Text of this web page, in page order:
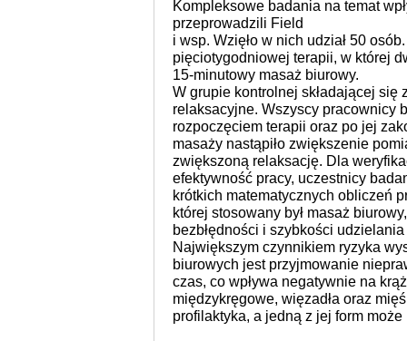
Kompleksowe badania na temat
przeprowadzili Field
i wsp. Wzięło w nich udział 50
pięciotygodniowej terapii, w której
15-minutowy masaż biurowy.
W grupie kontrolnej składającej się
relaksacyjne. Wszyscy pracownicy
rozpoczęciem terapii oraz po jej
masaży nastąpiło zwiększenie
zwiększoną relaksację. Dla
efektywność pracy, uczestnicy
krótkich matematycznych obliczeń
której stosowany był masaż
bezbłędności i szybkości
Największym czynnikiem ryzyka
biurowych jest przyjmowanie
czas, co wpływa negatywnie na
międzykręgowe, więzadła oraz
profilaktyka, a jedną z jej form